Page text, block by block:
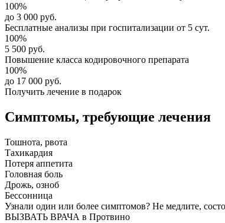
100%
до 3 000 руб.
Бесплатные анализы при госпитализации от 5 сут.
100%
5 500 руб.
Повышение класса кодировочного препарата
100%
до 17 000 руб.
Получить лечение в подарок
Симптомы, требующие лечения
Тошнота, рвота
Тахикардия
Потеря аппетита
Головная боль
Дрожь, озноб
Бессонница
Узнали один или более симптомов? Не медлите,
ВЫЗВАТЬ ВРАЧА в Протвино